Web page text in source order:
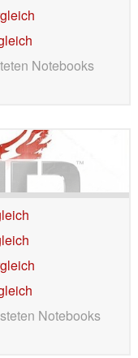
Notebooks
Notebooks